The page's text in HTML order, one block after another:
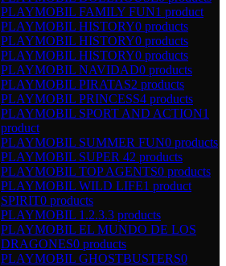
PLAYMOBIL FAMILY FUN1 product
PLAYMOBIL HISTORY0 products
PLAYMOBIL HISTORY0 products
PLAYMOBIL HISTORY0 products
PLAYMOBIL NAVIDAD0 products
PLAYMOBIL PIRATAS2 products
PLAYMOBIL PRINCESS4 products
PLAYMOBIL SPORT AND ACTION1
product
PLAYMOBIL SUMMER FUN0 products
PLAYMOBIL SUPER 42 products
PLAYMOBIL TOP AGENTS0 products
PLAYMOBIL WILD LIFE1 product
SPIRIT0 products
PLAYMOBIL 1.2.3.3 products
PLAYMOBIL EL MUNDO DE LOS
DRAGONES0 products
PLAYMOBIL GHOSTBUSTERS0